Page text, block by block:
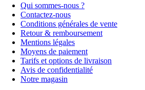
Qui sommes-nous ?
Contactez-nous
Conditions générales de vente
Retour & remboursement
Mentions légales
Moyens de paiement
Tarifs et options de livraison
Avis de confidentialité
Notre magasin